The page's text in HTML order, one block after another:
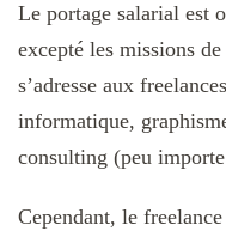
Le portage salarial est
excepté les missions
s’adresse aux
informatique,
consulting (peu
Cependant, le